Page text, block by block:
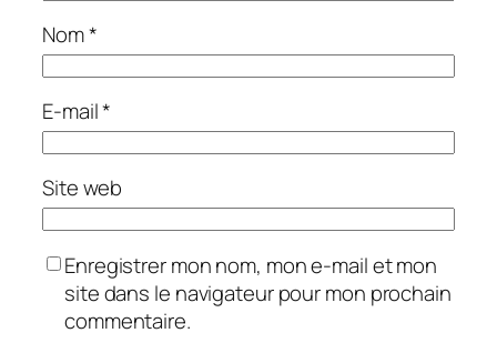
Nom*
E-mail*
Site web
Enregistrer mon nom, mon e-mail et mon
site dans le navigateur pour mon prochain
commentaire.